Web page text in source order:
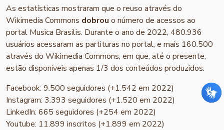
As estatísticas mostraram que o reuso através do
Wikimedia Commons dobrou o número de acessos ao
portal Musica Brasilis. Durante o ano de 2022, 480.936
usuários acessaram as partituras no portal, e mais 160.500
através do Wikimedia Commons, em que, até o presente,
estão disponíveis apenas 1/3 dos conteúdos produzidos.
Facebook: 9.500 seguidores (+1.542 em 2022)
Instagram: 3.393 seguidores (+1.520 em 2022)
LinkedIn: 665 seguidores (+254 em 2022)
Youtube: 11.899 inscritos (+1.899 em 2022)